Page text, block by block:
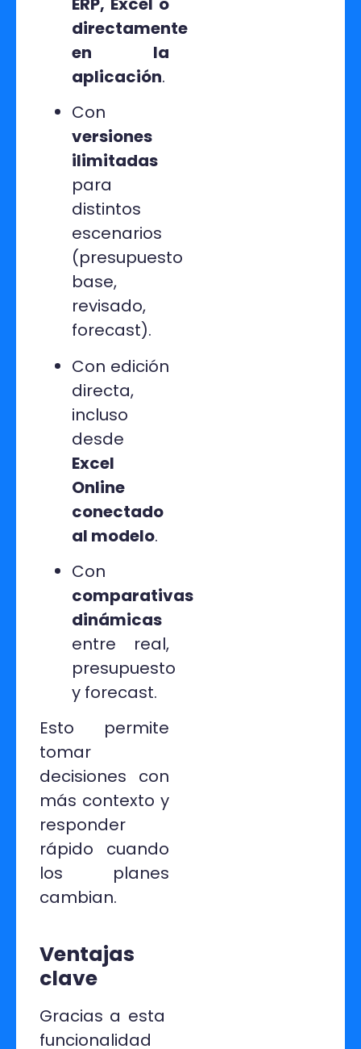
directamente
en la
aplicación.
Con
versiones
ilimitadas
para
distintos
escenarios
(presupuesto
base,
revisado,
forecast).
Con edición
directa,
incluso
desde
Excel
Online
conectado
al modelo.
Con
comparativas
dinámicas
entre real,
presupuesto
y forecast.
Esto permite
tomar
decisiones con
más contexto y
responder
rápido cuando
los planes
cambian.
Ventajas
clave
Gracias a esta
funcionalidad